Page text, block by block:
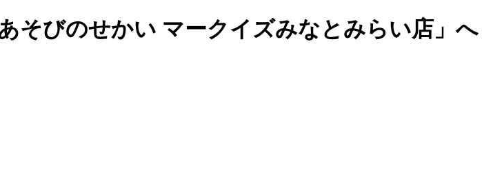
そびのせかい マークイズみなとみらい店」へ